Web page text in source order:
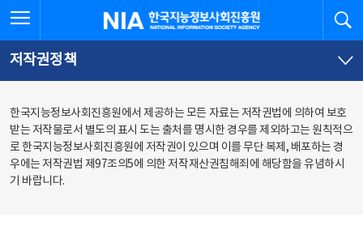
문
로
가
체
뉴
바
가
한국지능정보사회진흥원
저작권정책
한국지능정보사회진흥원에서 제공하는 모든 자료는 저작권법에 의하여 보호
받는 저작물로서 별도의 표시 도는 출처를 명시한 경우를 제외하고는 원칙적으
로 한국지능정보사회진흥원에 저작권이 있으며 이를 무단 복제, 배포하는 경
우에는 저작권법 제97조의5에 의한 저작재산권침해죄에 해당함을 유념하시
기 바랍니다.